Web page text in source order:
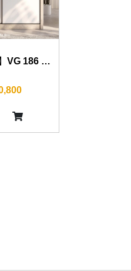
【現代簡約】VG 186 衣櫃 120/140/160/180/200cm